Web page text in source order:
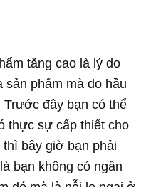
tăng cao là lý do
sản phẩm mà do hầu
Trước đây bạn có thể
thực sự cấp thiết cho
bây giờ bạn phải
bạn không có ngân